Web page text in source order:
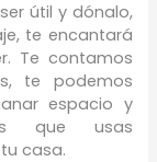
útil y dónalo,
te encantará
Te contamos
te podemos
espacio y
que usas
casa.